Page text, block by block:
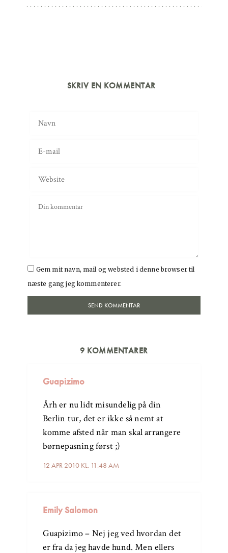
SKRIV EN KOMMENTAR
Gem mit navn, mail og websted i denne browser til
næste gang jeg kommenterer.
9 KOMMENTARER
Guapizimo
12 APR 2010 KL. 11:48 AM
Årh er nu lidt misundelig på din
Berlin tur, det er ikke så nemt at
komme afsted når man skal arrangere
børnepasning først ;)
Emily Salomon
Guapizimo – Nej jeg ved hvordan det
er fra da jeg havde hund. Men ellers